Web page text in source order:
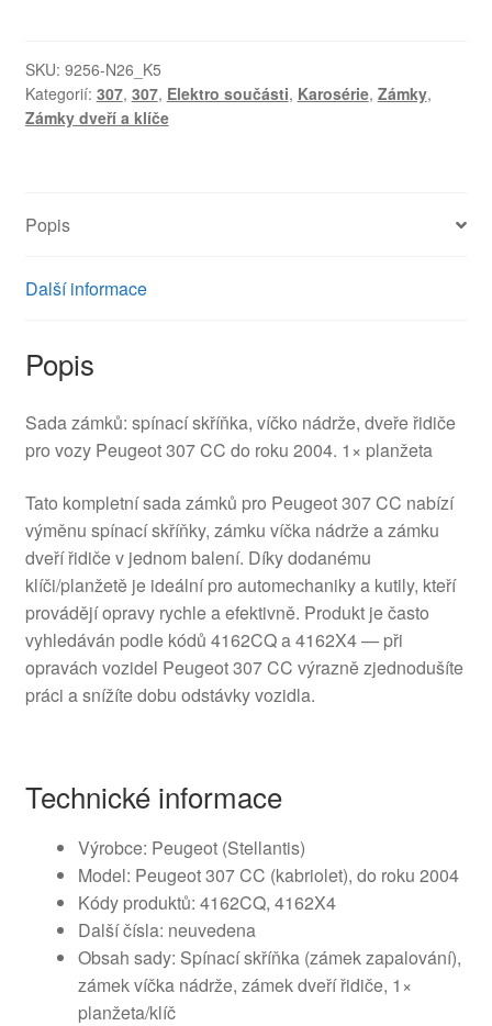
1
klíč
Peugeot
4162X4
SKU: 9256-N26_K5
Kategorií: 307, 307, Elektro součásti, Karosérie, Zámky,
Zámky dveří a klíče
Popis
Další informace
Popis
Sada zámků: spínací skříňka, víčko nádrže, dveře řidiče
pro vozy Peugeot 307 CC do roku 2004. 1× planžeta
Tato kompletní sada zámků pro Peugeot 307 CC nabízí
výměnu spínací skříňky, zámku víčka nádrže a zámku
dveří řidiče v jednom balení. Díky dodanému
klíči/planžetě je ideální pro automechaniky a kutily, kteří
provádějí opravy rychle a efektivně. Produkt je často
vyhledáván podle kódů 4162CQ a 4162X4 — při
opravách vozidel Peugeot 307 CC výrazně zjednodušíte
práci a snížíte dobu odstávky vozidla.
Technické informace
Výrobce: Peugeot (Stellantis)
Model: Peugeot 307 CC (kabriolet), do roku 2004
Kódy produktů: 4162CQ, 4162X4
Další čísla: neuvedena
Obsah sady: Spínací skříňka (zámek zapalování),
zámek víčka nádrže, zámek dveří řidiče, 1×
planžeta/klíč